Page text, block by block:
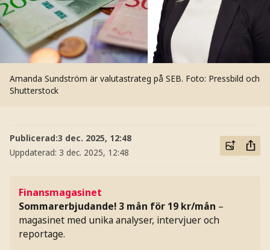
Amanda Sundström är valutastrateg på SEB. Foto: Pressbild och
Shutterstock
Publicerad:3 dec. 2025, 12:48
Uppdaterad: 3 dec. 2025, 12:48
Finansmagasinet
Sommarerbjudande! 3 mån för 19 kr/mån –
magasinet med unika analyser, intervjuer och
reportage.